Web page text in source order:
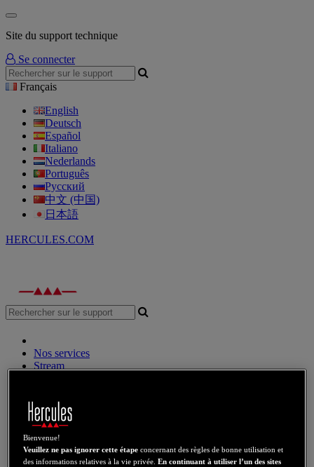
Site du support technique
Se connecter
Français
English
Deutsch
Español
Italiano
Nederlands
Português
Русский
中文 (中国)
日本語
HERCULES.COM
Nos services
Stream
Contrôleurs DJ
Casques DJ
Enceintes DJ
Ancienne collection
Webcams Cartes Son WiFi CPL eCafé Cartes Video
Bienvenue!
Veuillez ne pas ignorer cette étape concernant des règles de bonne utilisation et
des informations relatives à la vie privée.En continuant à utiliser l’un des sites